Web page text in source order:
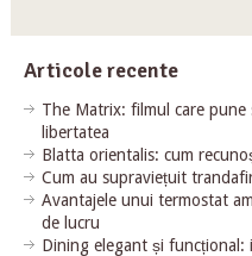
Articole recente
The Matrix: filmul care
libertatea
Blatta orientalis: cum
Cum au supraviețuit
Avantajele unui termostat
de lucru
Dining elegant și funcțional: